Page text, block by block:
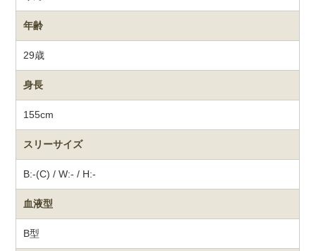
年齢
29歳
身長
155cm
スリーサイズ
B:-(C) / W:- / H:-
血液型
B型